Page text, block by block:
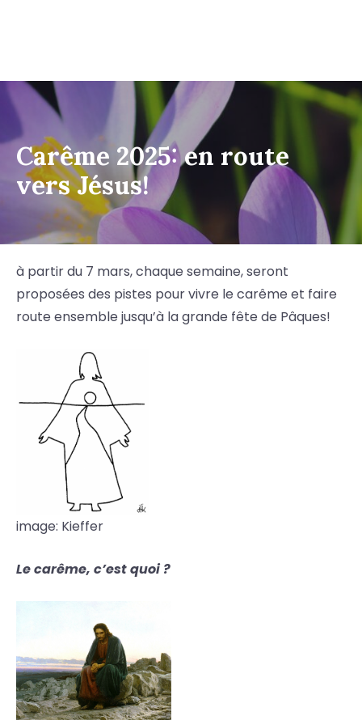
Carême 2025: en route
vers Jésus!
à partir du 7 mars, chaque semaine, seront
proposées des pistes pour vivre le carême et faire
route ensemble jusqu’à la grande fête de Pâques!
image: Kieffer
Le carême, c’est quoi ?